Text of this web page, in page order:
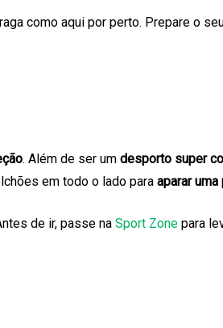
como aqui por perto. Prepare o
. Além de ser um desporto super
em todo o lado para aparar
de ir, passe na Sport Zonepara